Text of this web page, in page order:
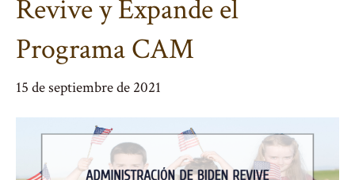
Revive y Expande el
Programa CAM
15 de septiembre de 2021